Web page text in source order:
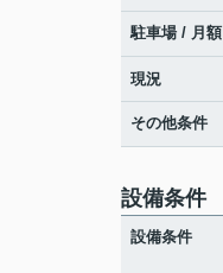
駐車場 / 月額
現況
その他条件
設備条件
設備条件